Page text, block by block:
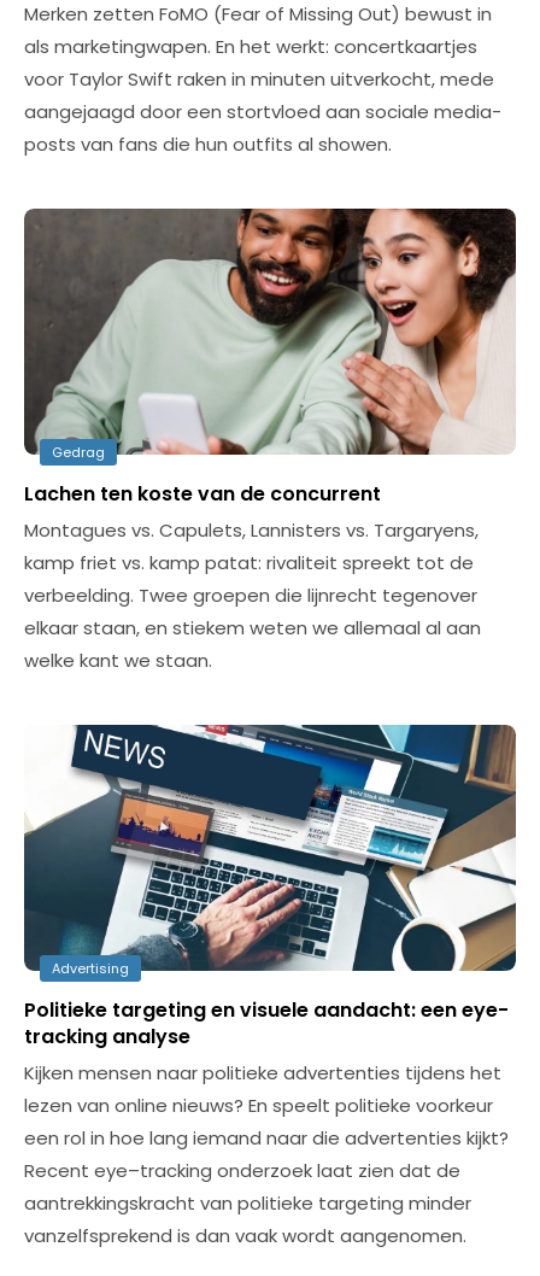
Merken zetten FoMO (Fear of Missing Out) bewust in
als marketingwapen. En het werkt: concertkaartjes
voor Taylor Swift raken in minuten uitverkocht, mede
aangejaagd door een stortvloed aan sociale media-
posts van fans die hun outfits al showen.
Gedrag
Lachen ten koste van de concurrent
Montagues vs. Capulets, Lannisters vs. Targaryens,
kamp friet vs. kamp patat: rivaliteit spreekt tot de
verbeelding. Twee groepen die lijnrecht tegenover
elkaar staan, en stiekem weten we allemaal al aan
welke kant we staan.
Advertising
Politieke targeting en visuele aandacht: een eye-
tracking analyse
Kijken mensen naar politieke advertenties tijdens het
lezen van online nieuws? En speelt politieke voorkeur
een rol in hoe lang iemand naar die advertenties kijkt?
Recent eye–tracking onderzoek laat zien dat de
aantrekkingskracht van politieke targeting minder
vanzelfsprekend is dan vaak wordt aangenomen.